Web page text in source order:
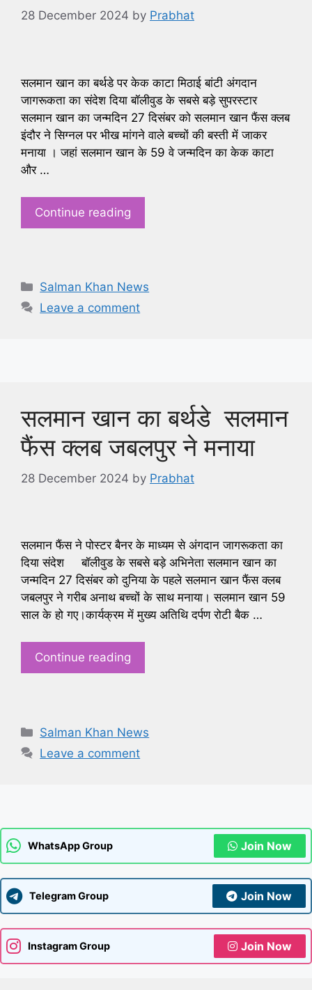
28 December 2024 by Prabhat
सलमान खान का बर्थडे पर केक काटा मिठाई बांटी अंगदान
जागरूकता का संदेश दिया बॉलीवुड के सबसे बड़े सुपरस्टार
सलमान खान का जन्मदिन 27 दिसंबर को सलमान खान फैंस क्लब
इंदौर ने सिग्नल पर भीख मांगने वाले बच्चों की बस्ती में जाकर
मनाया । जहां सलमान खान के 59 वे जन्मदिन का केक काटा
और …
Continue reading
Categories
Salman Khan News
Leave a comment
सलमान खान का बर्थडे सलमान
फैंस क्लब जबलपुर ने मनाया
28 December 2024 by Prabhat
सलमान फैंस ने पोस्टर बैनर के माध्यम से अंगदान जागरूकता का
दिया संदेश बॉलीवुड के सबसे बड़े अभिनेता सलमान खान का
जन्मदिन 27 दिसंबर को दुनिया के पहले सलमान खान फैंस क्लब
जबलपुर ने गरीब अनाथ बच्चों के साथ मनाया। सलमान खान 59
साल के हो गए।कार्यक्रम में मुख्य अतिथि दर्पण रोटी बैक …
Continue reading
Categories
Salman Khan News
Leave a comment
WhatsApp Group Join Now
Telegram Group Join Now
Instagram Group Join Now